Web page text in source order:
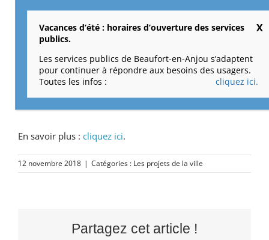
Le réaménagement et l’élargissement des berges du
Couasnon est un des enjeux forts de ce projet. Les murs
de l’ancien lavoir pourront être mis en valeur. Des
jardins partagés pourraient en effet exister, à l’initiative
des habitants.
En savoir plus : cliquez ici.
12 novembre 2018 | Catégories : Les projets de la ville
Partagez cet article !
Vacances d’été : horaires d’ouverture des services
publics.
Les services publics de Beaufort-en-Anjou s’adaptent
pour continuer à répondre aux besoins des usagers.
Toutes les infos :
cliquez ici.